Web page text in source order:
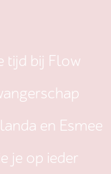
tijd bij Flow
en Esmee
je op ieder